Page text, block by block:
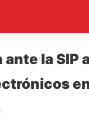
la SIP